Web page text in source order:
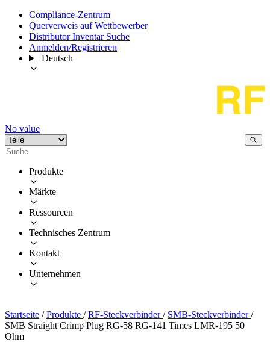
Compliance-Zentrum
Querverweis auf Wettbewerber
Distributor Inventar Suche
Anmelden/Registrieren
Deutsch
No value
Produkte
Märkte
Ressourcen
Technisches Zentrum
Kontakt
Unternehmen
Startseite / Produkte / RF-Steckverbinder/ SMB-Steckverbinder/
SMB Straight Crimp Plug RG-58 RG-141 Times LMR-195 50
Ohm